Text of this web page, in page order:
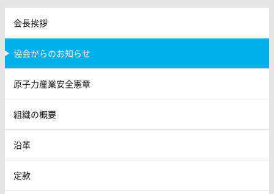
会長挨拶
協会からのお知らせ
原子力産業安全憲章
組織の概要
沿革
定款